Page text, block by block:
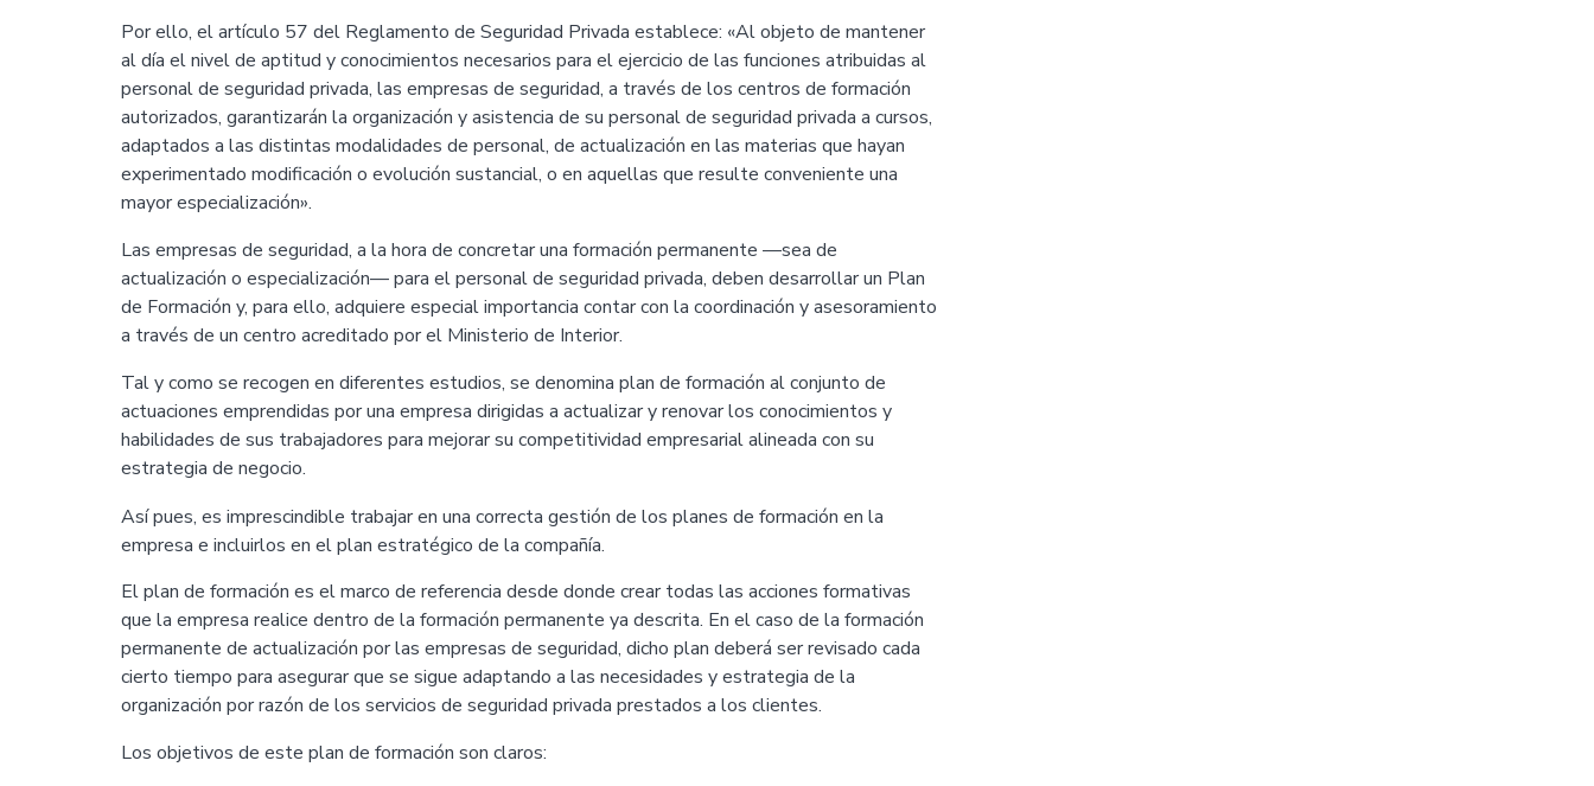
Por ello, el artículo 57 del Reglamento de Seguridad Privada establece: «Al objeto de mantener
al día el nivel de aptitud y conocimientos necesarios para el ejercicio de las funciones atribuidas al
personal de seguridad privada, las empresas de seguridad, a través de los centros de formación
autorizados, garantizarán la organización y asistencia de su personal de seguridad privada a cursos,
adaptados a las distintas modalidades de personal, de actualización en las materias que hayan
experimentado modificación o evolución sustancial, o en aquellas que resulte conveniente una
mayor especialización».
Las empresas de seguridad, a la hora de concretar una formación permanente —sea de
actualización o especialización— para el personal de seguridad privada, deben desarrollar un Plan
de Formación y, para ello, adquiere especial importancia contar con la coordinación y asesoramiento
a través de un centro acreditado por el Ministerio de Interior.
Tal y como se recogen en diferentes estudios, se denomina plan de formación al conjunto de
actuaciones emprendidas por una empresa dirigidas a actualizar y renovar los conocimientos y
habilidades de sus trabajadores para mejorar su competitividad empresarial alineada con su
estrategia de negocio.
Así pues, es imprescindible trabajar en una correcta gestión de los planes de formación en la
empresa e incluirlos en el plan estratégico de la compañía.
El plan de formación es el marco de referencia desde donde crear todas las acciones formativas
que la empresa realice dentro de la formación permanente ya descrita. En el caso de la formación
permanente de actualización por las empresas de seguridad, dicho plan deberá ser revisado cada
cierto tiempo para asegurar que se sigue adaptando a las necesidades y estrategia de la
organización por razón de los servicios de seguridad privada prestados a los clientes.
Los objetivos de este plan de formación son claros: